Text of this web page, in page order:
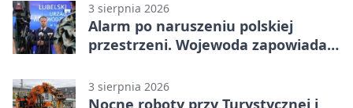
3 sierpnia 2026
Alarm po naruszeniu polskiej
przestrzeni. Wojewoda zapowiada
3 sierpnia 2026